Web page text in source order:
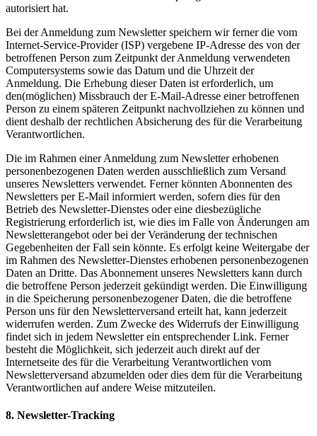
autorisiert hat.
Bei der Anmeldung zum Newsletter speichern wir ferner die vom
Internet-Service-Provider (ISP) vergebene IP-Adresse des von der
betroffenen Person zum Zeitpunkt der Anmeldung verwendeten
Computersystems sowie das Datum und die Uhrzeit der
Anmeldung. Die Erhebung dieser Daten ist erforderlich, um
den(möglichen) Missbrauch der E-Mail-Adresse einer betroffenen
Person zu einem späteren Zeitpunkt nachvollziehen zu können und
dient deshalb der rechtlichen Absicherung des für die Verarbeitung
Verantwortlichen.
Die im Rahmen einer Anmeldung zum Newsletter erhobenen
personenbezogenen Daten werden ausschließlich zum Versand
unseres Newsletters verwendet. Ferner könnten Abonnenten des
Newsletters per E-Mail informiert werden, sofern dies für den
Betrieb des Newsletter-Dienstes oder eine diesbezügliche
Registrierung erforderlich ist, wie dies im Falle von Änderungen am
Newsletterangebot oder bei der Veränderung der technischen
Gegebenheiten der Fall sein könnte. Es erfolgt keine Weitergabe der
im Rahmen des Newsletter-Dienstes erhobenen personenbezogenen
Daten an Dritte. Das Abonnement unseres Newsletters kann durch
die betroffene Person jederzeit gekündigt werden. Die Einwilligung
in die Speicherung personenbezogener Daten, die die betroffene
Person uns für den Newsletterversand erteilt hat, kann jederzeit
widerrufen werden. Zum Zwecke des Widerrufs der Einwilligung
findet sich in jedem Newsletter ein entsprechender Link. Ferner
besteht die Möglichkeit, sich jederzeit auch direkt auf der
Internetseite des für die Verarbeitung Verantwortlichen vom
Newsletterversand abzumelden oder dies dem für die Verarbeitung
Verantwortlichen auf andere Weise mitzuteilen.
8. Newsletter-Tracking